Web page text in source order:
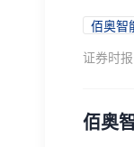
佰奥智
证券时
佰奥